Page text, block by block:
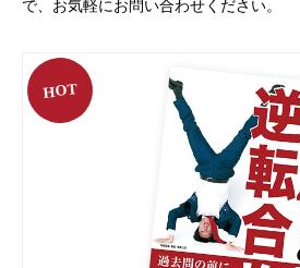
で、お気軽にお問い合わせください。
HOT